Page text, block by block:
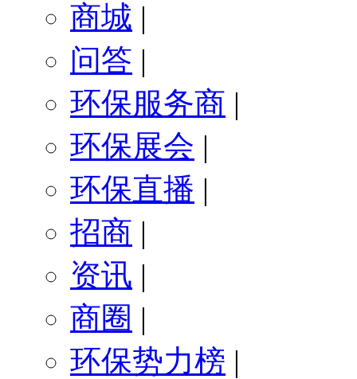
商城 |
问答 |
环保服务商 |
环保展会 |
环保直播 |
招商 |
资讯 |
商圈 |
环保势力榜 |